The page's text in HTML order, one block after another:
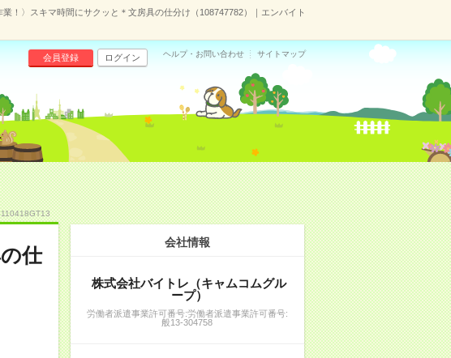
業！〉スキマ時間にサクッと＊文房具の仕分け（108747782）｜エンバイト
会員登録 ログイン ヘルプ・お問い合わせ サイトマップ
仕
会社情報
株式会社バイトレ（キャムコムグル
ープ）
労働者派遣事業許可番号:労働者派遣事業許可番号:
般13-304758